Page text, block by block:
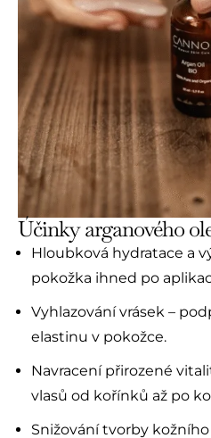
Účinky arganového
Hloubková hydratace a
pokožka ihned po
Vyhlazování vrásek –
elastinu v pokožce.
Navracení přirozené
vlasů od kořínků až po
Snižování tvorby